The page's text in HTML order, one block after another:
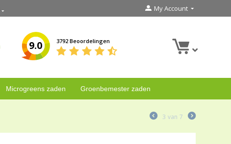
My Account
9.0 3792 Beoordelingen
Microgreens zaden Groenbemester zaden
3 van 7